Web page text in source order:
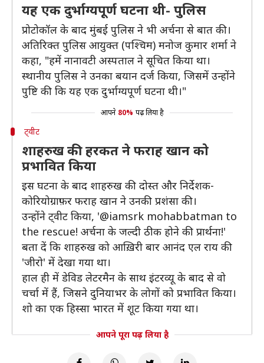
यह एक दुर्भाग्यपूर्ण घटना थी- पुलिस
प्रोटोकॉल के बाद मुंबई पुलिस ने भी अर्चना से बात की।
अतिरिक्त पुलिस आयुक्त (पश्चिम) मनोज कुमार शर्मा ने
कहा, "हमें नानावटी अस्पताल ने सूचित किया था।
स्थानीय पुलिस ने उनका बयान दर्ज किया, जिसमें उन्होंने
पुष्टि की कि यह एक दुर्भाग्यपूर्ण घटना थी।"
आपने 80% पढ़ लिया है
ट्वीट
शाहरुख की हरकत ने फराह खान को
प्रभावित किया
इस घटना के बाद शाहरुख की दोस्त और निर्देशक-
कोरियोग्राफ़र फराह खान ने उनकी प्रशंसा की।
उन्होंने ट्वीट किया, '@iamsrk mohabbatman to
the rescue! अर्चना के जल्दी ठीक होने की प्रार्थना!'
बता दें कि शाहरुख को आख़िरी बार आनंद एल राय की
'जीरो' में देखा गया था।
हाल ही में डेविड लेटरमैन के साथ इंटरव्यू के बाद से वो
चर्चा में हैं, जिसने दुनियाभर के लोगों को प्रभावित किया।
शो का एक हिस्सा भारत में शूट किया गया था।
आपने पूरा पढ़ लिया है